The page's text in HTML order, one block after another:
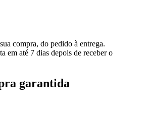
compra, do pedido à entrega.
em até 7 dias depois de receber o
garantida